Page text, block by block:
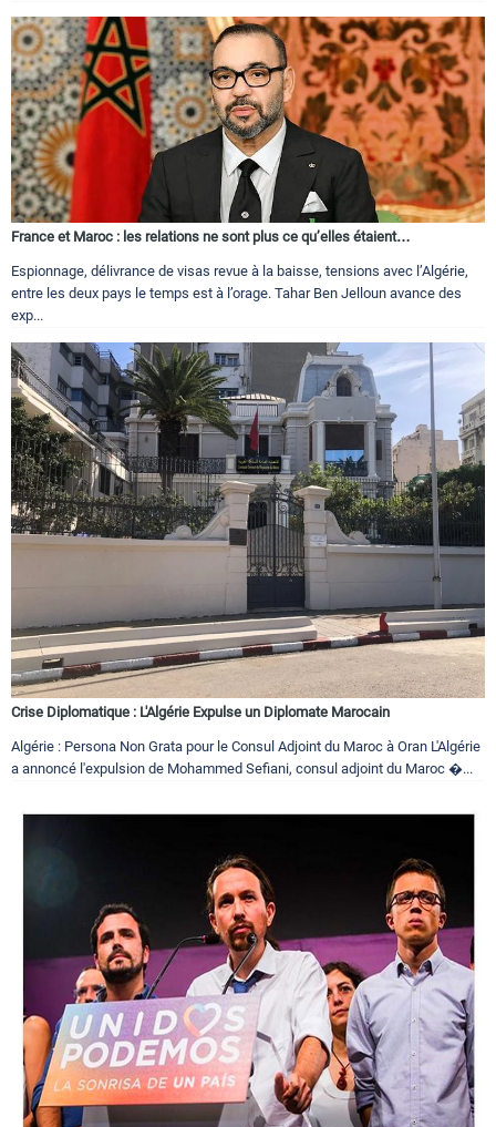
France et Maroc : les relations ne sont plus ce qu’elles étaient…
Espionnage, délivrance de visas revue à la baisse, tensions avec l’Algérie,
entre les deux pays le temps est à l’orage. Tahar Ben Jelloun avance des
exp...
Crise Diplomatique : L'Algérie Expulse un Diplomate Marocain
Algérie : Persona Non Grata pour le Consul Adjoint du Maroc à Oran L'Algérie
a annoncé l'expulsion de Mohammed Sefiani, consul adjoint du Maroc �...